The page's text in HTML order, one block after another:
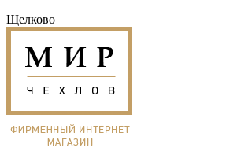
Щелково